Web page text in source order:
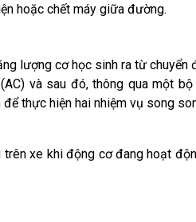
hoặc chết máy giữa đường.
lượng cơ học sinh ra từ chuyển
và sau đó, thông qua một
thực hiện hai nhiệm vụ song
xe khi động cơ đang hoạt